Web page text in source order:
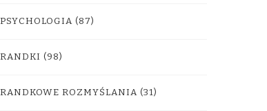
PSYCHOLOGIA (87)
RANDKI (98)
RANDKOWE ROZMYŚLANIA (31)